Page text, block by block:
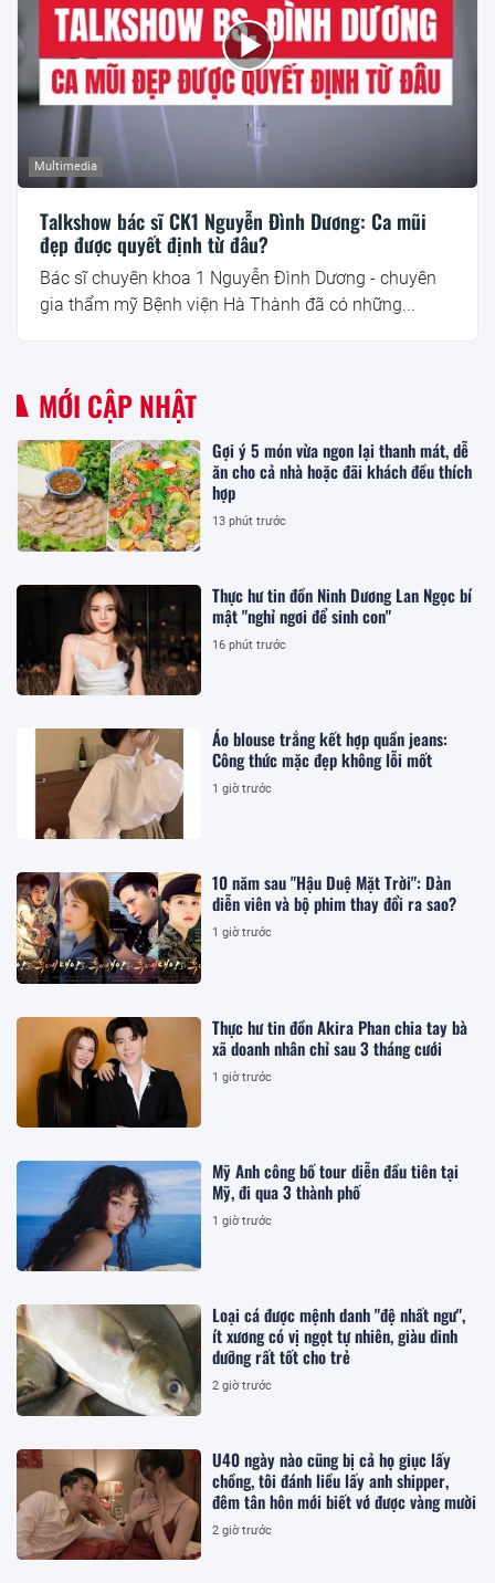
Multimedia
Talkshow bác sĩ CK1 Nguyễn Đình Dương: Ca mũi
đẹp được quyết định từ đâu?
Bác sĩ chuyên khoa 1 Nguyễn Đình Dương - chuyên
gia thẩm mỹ Bệnh viện Hà Thành đã có những...
MỚI CẬP NHẬT
Gợi ý 5 món vừa ngon lại thanh mát, dễ
ăn cho cả nhà hoặc đãi khách đều thích
hợp
13 phút trước
Thực hư tin đồn Ninh Dương Lan Ngọc bí
mật "nghỉ ngơi để sinh con"
16 phút trước
Áo blouse trắng kết hợp quần jeans:
Công thức mặc đẹp không lỗi mốt
1 giờ trước
10 năm sau "Hậu Duệ Mặt Trời": Dàn
diễn viên và bộ phim thay đổi ra sao?
1 giờ trước
Thực hư tin đồn Akira Phan chia tay bà
xã doanh nhân chỉ sau 3 tháng cưới
1 giờ trước
Mỹ Anh công bố tour diễn đầu tiên tại
Mỹ, đi qua 3 thành phố
1 giờ trước
Loại cá được mệnh danh "đệ nhất ngư",
ít xương có vị ngọt tự nhiên, giàu dinh
dưỡng rất tốt cho trẻ
2 giờ trước
U40 ngày nào cũng bị cả họ giục lấy
chồng, tôi đánh liều lấy anh shipper,
đêm tân hôn mới biết vớ được vàng mười
2 giờ trước